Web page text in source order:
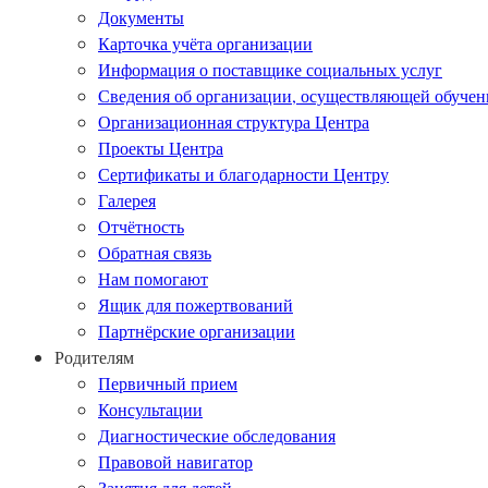
Документы
Карточка учёта организации
Информация о поставщике социальных услуг
Сведения об организации, осуществляющей
Организационная структура Центра
Проекты Центра
Сертификаты и благодарности Центру
Галерея
Отчётность
Обратная связь
Нам помогают
Ящик для пожертвований
Партнёрские организации
Родителям
Первичный прием
Консультации
Диагностические обследования
Правовой навигатор